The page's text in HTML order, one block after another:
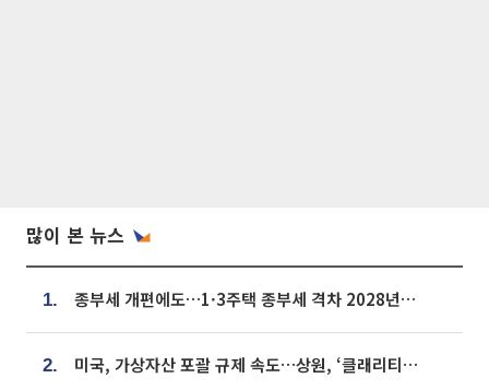
많이 본 뉴스
1. 종부세 개편에도…1·3주택 종부세 격차 2028년부터 확대
2. 미국, 가상자산 포괄 규제 속도…상원, ‘클래리티법’ 9월 절차투표 추진